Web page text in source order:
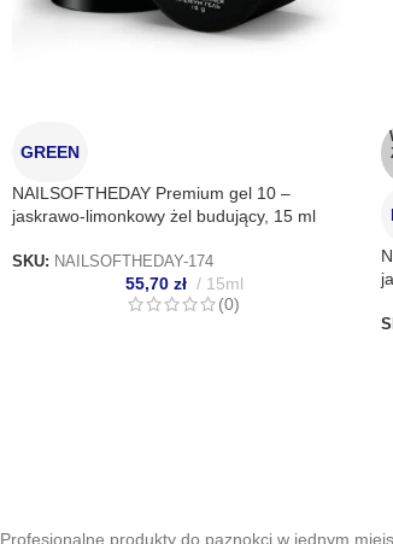
GREEN
NAILSOFTHEDAY Premium gel 10 –
jaskrawo-limonkowy żel budujący, 15 ml
SKU: NAILSOFTHEDAY-174
55,70 zł
15ml
(0)
Profesjonalne produkty do paznokci w jednym